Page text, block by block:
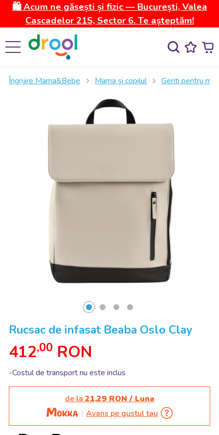
🛍️ Acum ne găsești și fizic — București, Valea
Cascadelor 21S, Sector 6. Te așteptăm!
Îngrijire Mama&Bebe Mama și copilul Genti pentru
Rucsac de infasat Beaba Oslo Clay
412,00 RON
-Costul de transport nu este inclus
de la 21,29 RON / Luna
Avans pe gustul tau